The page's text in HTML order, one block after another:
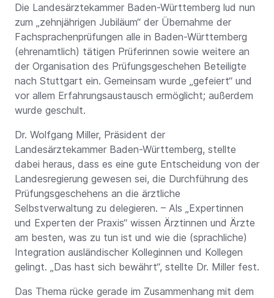
Die Landesärztekammer Baden-Württemberg lud nun
zum „zehnjährigen Jubiläum“ der Übernahme der
Fachsprachenprüfungen alle in Baden-Württemberg
(ehrenamtlich) tätigen Prüferinnen sowie weitere an
der Organisation des Prüfungsgeschehen Beteiligte
nach Stuttgart ein. Gemeinsam wurde „gefeiert“ und
vor allem Erfahrungsaustausch ermöglicht; außerdem
wurde geschult.
Dr. Wolfgang Miller, Präsident der
Landesärztekammer Baden-Württemberg, stellte
dabei heraus, dass es eine gute Entscheidung von der
Landesregierung gewesen sei, die Durchführung des
Prüfungsgeschehens an die ärztliche
Selbstverwaltung zu delegieren. – Als „Expertinnen
und Experten der Praxis“ wissen Ärztinnen und Ärzte
am besten, was zu tun ist und wie die (sprachliche)
Integration ausländischer Kolleginnen und Kollegen
gelingt. „Das hast sich bewährt“, stellte Dr. Miller fest.
Das Thema rücke gerade im Zusammenhang mit dem